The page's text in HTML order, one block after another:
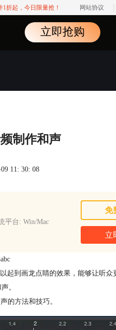
折起，今日限量抢！ 网站协议
立即抢购
制作和声
11: 30: 08
平台: Win/Mac
免
立
起到画龙点睛的效果，能够让听
。
的方法和技巧。